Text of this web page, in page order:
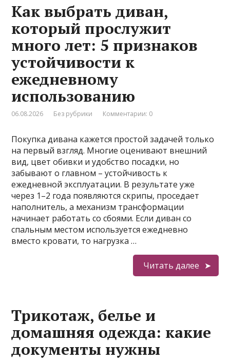
Как выбрать диван,
который прослужит
много лет: 5 признаков
устойчивости к
ежедневному
использованию
06.08.2026 Без рубрики Комментарии: 0
Покупка дивана кажется простой задачей только
на первый взгляд. Многие оценивают внешний
вид, цвет обивки и удобство посадки, но
забывают о главном – устойчивость к
ежедневной эксплуатации. В результате уже
через 1–2 года появляются скрипы, проседает
наполнитель, а механизм трансформации
начинает работать со сбоями. Если диван со
спальным местом используется ежедневно
вместо кровати, то нагрузка …
Читать далее
Трикотаж, белье и
домашняя одежда: какие
документы нужны